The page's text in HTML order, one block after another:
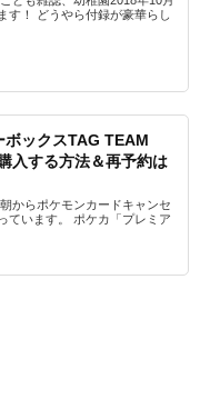
す！ どうやら付録が豪華らし
ボックスTAG TEAM
入する方法＆再予約は
からポケモンカードキャンセ
ています。 ポケカ「プレミア